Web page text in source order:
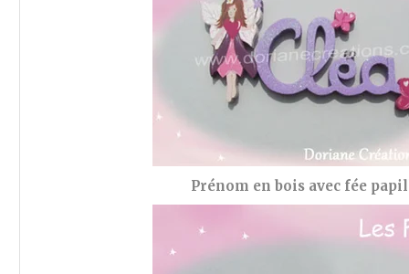
Prénom en bois avec fée